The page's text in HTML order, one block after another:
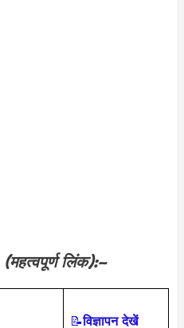
(महत्वपूर्ण लिंक):–
📝विज्ञापन देखें